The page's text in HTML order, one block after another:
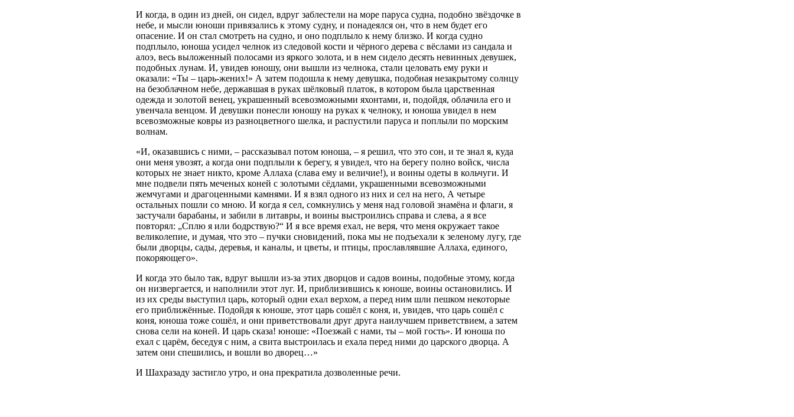
И когда, в один из дней, он сидел, вдруг заблестели на море паруса судна, подобно звёздочке в
небе, и мысли юноши привязались к этому судну, и понадеялся он, что в нем будет его
опасение. И он стал смотреть на судно, и оно подплыло к нему близко. И когда судно
подплыло, юноша усидел челнок из следовой кости и чёрного дерева с вёслами из сандала и
алоэ, весь выложенный полосами из яркого золота, и в нем сидело десять невинных девушек,
подобных лунам. И, увидев юношу, они вышли из челнока, стали целовать ему руки и
оказали: «Ты – царь-жених!» А затем подошла к нему девушка, подобная незакрытому солнцу
на безоблачном небе, державшая в руках шёлковый платок, в котором была царственная
одежда и золотой венец, украшенный всевозможными яхонтами, и, подойдя, облачила его и
увенчала венцом. И девушки понесли юношу на руках к челноку, и юноша увидел в нем
всевозможные ковры из разноцветного шелка, и распустили паруса и поплыли по морским
волнам.
«И, оказавшись с ними, – рассказывал потом юноша, – я решил, что это сон, и те знал я, куда
они меня увозят, а когда они подплыли к берегу, я увидел, что на берегу полно войск, числа
которых не знает никто, кроме Аллаха (слава ему и величие!), и воины одеты в кольчуги. И
мне подвели пять меченых коней с золотыми сёдлами, украшенными всевозможными
жемчугами и драгоценными камнями. И я взял одного из них и сел на него, А четыре
остальных пошли со мною. И когда я сел, сомкнулись у меня над головой знамёна и флаги, я
застучали барабаны, и забили в литавры, и воины выстроились справа и слева, а я все
повторял: „Сплю я или бодрствую?“ И я все время ехал, не веря, что меня окружает такое
великолепие, и думая, что это – пучки сновидений, пока мы не подъехали к зеленому лугу, где
были дворцы, сады, деревья, и каналы, и цветы, и птицы, прославлявшие Аллаха, единого,
покоряющего».
И когда это было так, вдруг вышли из-за этих дворцов и садов воины, подобные этому, когда
он низвергается, и наполнили этот луг. И, приблизившись к юноше, воины остановились. И
из их среды выступил царь, который одни ехал верхом, а перед ним шли пешком некоторые
его приближённые. Подойдя к юноше, этот царь сошёл с коня, и, увидев, что царь сошёл с
коня, юноша тоже сошёл, и они приветствовали друг друга наилучшем приветствием, а затем
снова сели на коней. И царь сказа! юноше: «Поезжай с нами, ты – мой гость». И юноша по
ехал с царём, беседуя с ним, а свита выстроилась и ехала перед ними до царского дворца. А
затем они спешились, и вошли во дворец…»
И Шахразаду застигло утро, и она прекратила дозволенные речи.